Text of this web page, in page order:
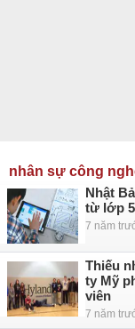
nhân sự công
Nhật
từ lớp 5
7 năm
Thiếu
ty Mỹ
viên
7 năm